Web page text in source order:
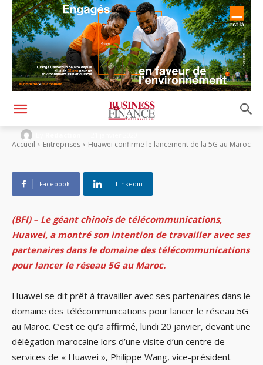
Accueil Entreprises Huawei confirme le lancement de la 5G au Maroc
Huawei confirme le lancement de la 5G au
Maroc
Facebook Linkedin
(BFI) – Le géant chinois de télécommunications,
Huawei, a montré son intention de travailler avec ses
partenaires dans le domaine des télécommunications
pour lancer le réseau 5G au Maroc.
Huawei se dit prêt à travailler avec ses partenaires dans le
domaine des télécommunications pour lancer le réseau 5G
au Maroc. C’est ce qu’a affirmé, lundi 20 janvier, devant une
délégation marocaine lors d’une visite d’un centre de
services de « Huawei », Philippe Wang, vice-président